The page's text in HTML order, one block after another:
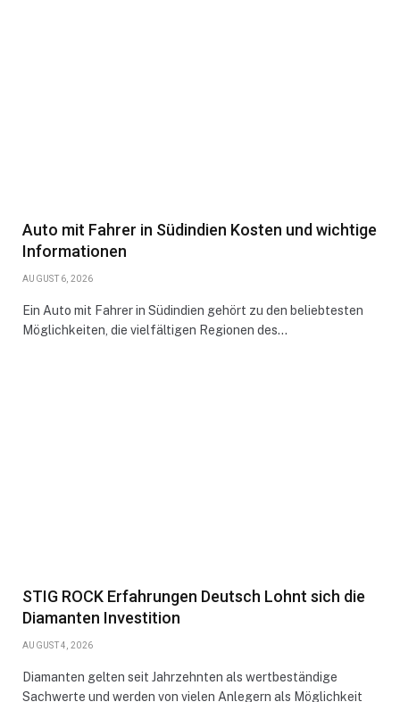
Auto mit Fahrer in Südindien Kosten und wichtige
Informationen
AUGUST 6, 2026
Ein Auto mit Fahrer in Südindien gehört zu den beliebtesten
Möglichkeiten, die vielfältigen Regionen des…
STIG ROCK Erfahrungen Deutsch Lohnt sich die
Diamanten Investition
AUGUST 4, 2026
Diamanten gelten seit Jahrzehnten als wertbeständige
Sachwerte und werden von vielen Anlegern als Möglichkeit